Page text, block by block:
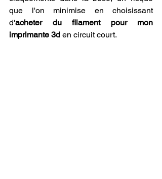
que l'on minimise en choisissant
d'acheter du filament pour mon
imprimante 3d en circuit court.